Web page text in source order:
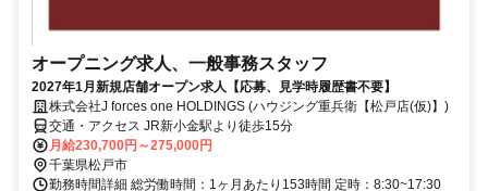
オープニング求人、一般事務スタッフ
2027年1月新規店舗オープン求人【応募、見学時履歴書不要】
株式会社J forces one HOLDINGS (ハウジング重兵衛【松戸店(仮)】)
交通・アクセス JR新小金駅より徒歩15分
月給230,700円～275,000円
千葉県松戸市
勤務時間詳細 総労働時間：1ヶ月あたり153時間 定時：8:30~17:30